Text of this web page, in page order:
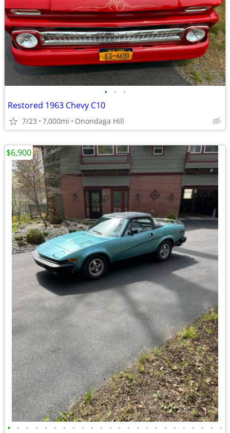
• • •
Restored 1963 Chevy C10
7/23 7,000mi Onondaga Hill
• • • • • • • • • • • • • • • • • • • • • • • •
$6,900